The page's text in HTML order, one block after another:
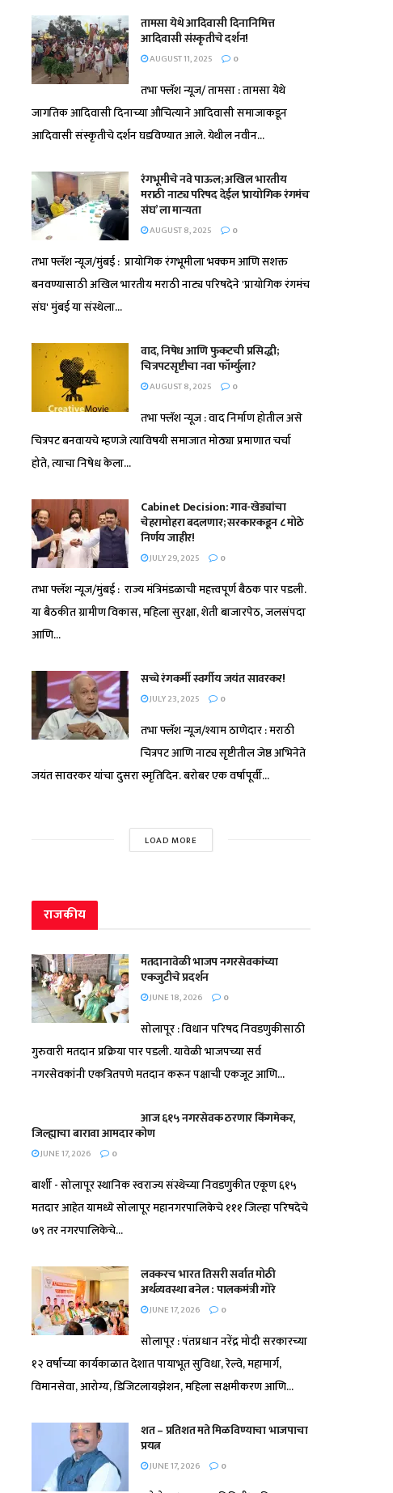
तामसा येथे आदिवासी दिनानिमित्त
आदिवासी संस्कृतीचे दर्शन!
AUGUST 11, 2025 0
तभा फ्लॅश न्यूज/ तामसा : तामसा येथे
जागतिक आदिवासी दिनाच्या औचित्याने आदिवासी समाजाकडून
आदिवासी संस्कृतीचे दर्शन घडविण्यात आले. येथील नवीन...
रंगभूमीचे नवे पाऊल; अखिल भारतीय
मराठी नाट्य परिषद देईल ‘प्रायोगिक रंगमंच
संघ’ ला मान्यता
AUGUST 8, 2025 0
तभा फ्लॅश न्यूज/मुंबई : प्रायोगिक रंगभूमीला भक्कम आणि सशक्त
बनवण्यासाठी अखिल भारतीय मराठी नाट्य परिषदेने 'प्रायोगिक रंगमंच
संघ' मुंबई या संस्थेला...
वाद, निषेध आणि फुकटची प्रसिद्धी;
चित्रपटसृष्टीचा नवा फॉर्म्युला?
AUGUST 8, 2025 0
तभा फ्लॅश न्यूज : वाद निर्माण होतील असे
चित्रपट बनवायचे म्हणजे त्याविषयी समाजात मोठ्या प्रमाणात चर्चा
होते, त्याचा निषेध केला...
Cabinet Decision: गाव-खेड्यांचा
चेहरामोहरा बदलणार; सरकारकडून ८ मोठे
निर्णय जाहीर!
JULY 29, 2025 0
तभा फ्लॅश न्यूज/मुंबई : राज्य मंत्रिमंडळाची महत्त्वपूर्ण बैठक पार पडली.
या बैठकीत ग्रामीण विकास, महिला सुरक्षा, शेती बाजारपेठ, जलसंपदा
आणि...
सच्चे रंगकर्मी स्वर्गीय जयंत सावरकर!
JULY 23, 2025 0
तभा फ्लॅश न्यूज/श्याम ठाणेदार : मराठी
चित्रपट आणि नाट्य सृष्टीतील जेष्ठ अभिनेते
जयंत सावरकर यांचा दुसरा स्मृतिदिन. बरोबर एक वर्षापूर्वी...
LOAD MORE
राजकीय
मतदानावेळी भाजप नगरसेवकांच्या
एकजुटीचे प्रदर्शन
JUNE 18, 2026 0
सोलापूर : विधान परिषद निवडणुकीसाठी
गुरुवारी मतदान प्रक्रिया पार पडली. यावेळी भाजपच्या सर्व
नगरसेवकांनी एकत्रितपणे मतदान करून पक्षाची एकजूट आणि...
आज ६१५ नगरसेवक ठरणार किंगमेकर,
जिल्ह्याचा बारावा आमदार कोण
JUNE 17, 2026 0
बार्शी - सोलापूर स्थानिक स्वराज्य संस्थेच्या निवडणुकीत एकूण ६१५
मतदार आहेत यामध्ये सोलापूर महानगरपालिकेचे १११ जिल्हा परिषदेचे
७९ तर नगरपालिकेचे...
लवकरच भारत तिसरी सर्वात मोठी
अर्थव्यवस्था बनेल : पालकमंत्री गोरे
JUNE 17, 2026 0
सोलापूर : पंतप्रधान नरेंद्र मोदी सरकारच्या
१२ वर्षांच्या कार्यकाळात देशात पायाभूत सुविधा, रेल्वे, महामार्ग,
विमानसेवा, आरोग्य, डिजिटलायझेशन, महिला सक्षमीकरण आणि...
शत – प्रतिशत मते मिळविण्याचा भाजपाचा
प्रयत्न
JUNE 17, 2026 0